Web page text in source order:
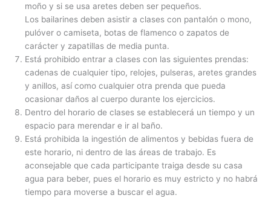
moño y si se usa aretes deben ser pequeños.
Los bailarines deben asistir a clases con pantalón o mono,
pulóver o camiseta, botas de flamenco o zapatos de
carácter y zapatillas de media punta.
Está prohibido entrar a clases con las siguientes prendas:
cadenas de cualquier tipo, relojes, pulseras, aretes grandes
y anillos, así como cualquier otra prenda que pueda
ocasionar daños al cuerpo durante los ejercicios.
Dentro del horario de clases se establecerá un tiempo y un
espacio para merendar e ir al baño.
Está prohibida la ingestión de alimentos y bebidas fuera de
este horario, ni dentro de las áreas de trabajo. Es
aconsejable que cada participante traiga desde su casa
agua para beber, pues el horario es muy estricto y no habrá
tiempo para moverse a buscar el agua.